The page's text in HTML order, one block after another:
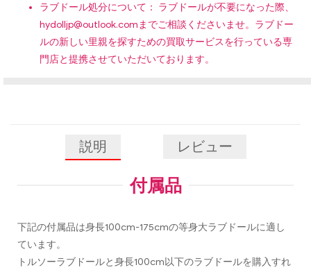
ラブドール処分について： ラブドールが不要になった際、
hydolljp@outlook.comまでご相談くださいませ。ラブドー
ルの新しい里親を探すための買取サービスを行っている専
門店と提携させていただいております。
説明 レビュー
付属品
下記の付属品は身長100cm-175cmの等身大ラブドールに適し
ています。
トルソーラブドールと身長100cm以下のラブドールを購入すれ